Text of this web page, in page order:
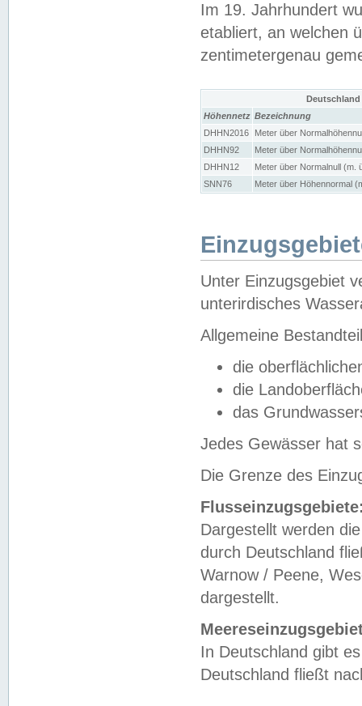
Im 19. Jahrhundert
etabliert, an welchen
zentimetergenau
Höhennetz Bezeichnung
DHHN2016
Meter über
DHHN92
Meter über
DHHN12
Meter über Normalnull (m.
SNN76
Meter über Höhennormal
Unter Einzugsgebiet
unterirdisches
Allgemeine
die
die
das
Jedes Gewässer hat
Die Grenze des
Dargestellt werden
durch Deutschland
Warnow / Peene,
dargestellt.
In Deutschland gibt
Deutschland fließt